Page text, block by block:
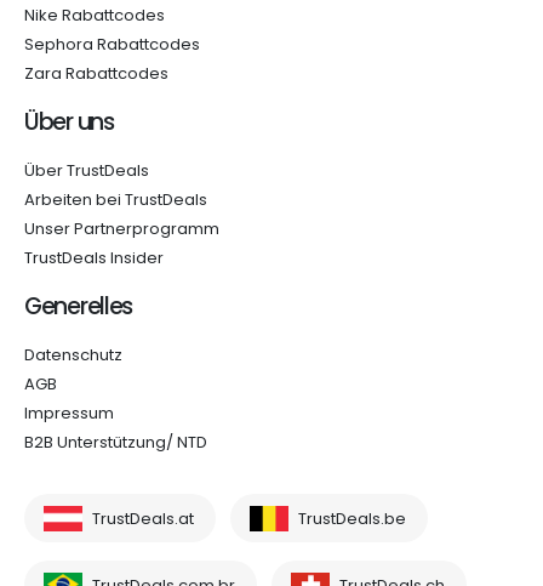
Nike Rabattcodes
Sephora Rabattcodes
Zara Rabattcodes
Über uns
Über TrustDeals
Arbeiten bei TrustDeals
Unser Partnerprogramm
TrustDeals Insider
Generelles
Datenschutz
AGB
Impressum
B2B Unterstützung/ NTD
TrustDeals.at TrustDeals.be